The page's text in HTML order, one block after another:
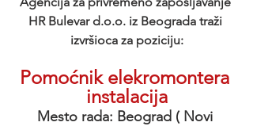
HR Bulevar d.o.o. iz Beograda traži
izvršioca za poziciju:
Pomoćnik elekromontera
instalacija
Mesto rada: Beograd ( Novi